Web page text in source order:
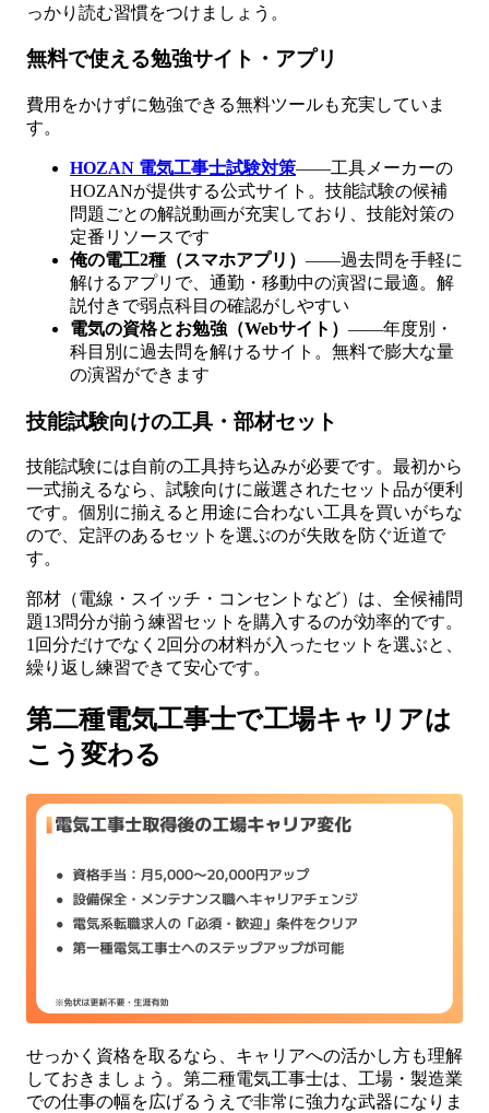
っかり読む習慣をつけましょう。
無料で使える勉強サイト・アプリ
費用をかけずに勉強できる無料ツールも充実していま
す。
HOZAN 電気工事士試験対策——工具メーカーの
HOZANが提供する公式サイト。技能試験の候補
問題ごとの解説動画が充実しており、技能対策の
定番リソースです
俺の電工2種（スマホアプリ） ——過去問を手軽に
解けるアプリで、通勤・移動中の演習に最適。解
説付きで弱点科目の確認がしやすい
電気の資格とお勉強（Webサイト） ——年度別・
科目別に過去問を解けるサイト。無料で膨大な量
の演習ができます
技能試験向けの工具・部材セット
技能試験には自前の工具持ち込みが必要です。最初から
一式揃えるなら、試験向けに厳選されたセット品が便利
です。個別に揃えると用途に合わない工具を買いがちな
ので、定評のあるセットを選ぶのが失敗を防ぐ近道で
す。
部材（電線・スイッチ・コンセントなど）は、全候補問
題13問分が揃う練習セットを購入するのが効率的です。
1回分だけでなく2回分の材料が入ったセットを選ぶと、
繰り返し練習できて安心です。
第二種電気工事士で工場キャリアは
こう変わる
せっかく資格を取るなら、キャリアへの活かし方も理解
しておきましょう。第二種電気工事士は、工場・製造業
での仕事の幅を広げるうえで非常に強力な武器になりま